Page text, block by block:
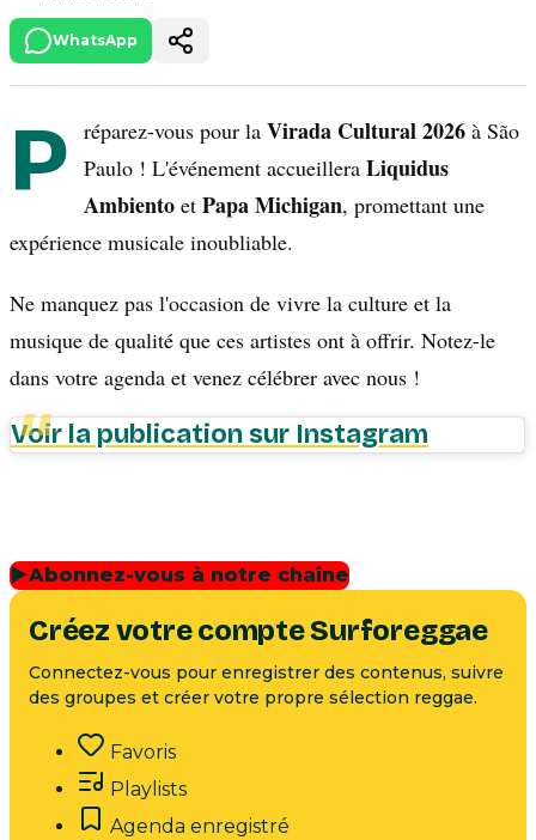
WhatsApp
P réparez-vous pour la Virada Cultural 2026 à São
Paulo ! L'événement accueillera Liquidus
Ambiento et Papa Michigan, promettant une
expérience musicale inoubliable.
Ne manquez pas l'occasion de vivre la culture et la
musique de qualité que ces artistes ont à offrir. Notez-le
dans votre agenda et venez célébrer avec nous !
Voir la publication sur Instagram
▶Abonnez-vous à notre chaîne
Créez votre compte Surforeggae
Connectez-vous pour enregistrer des contenus, suivre
des groupes et créer votre propre sélection reggae.
Favoris
Playlists
Agenda enregistré